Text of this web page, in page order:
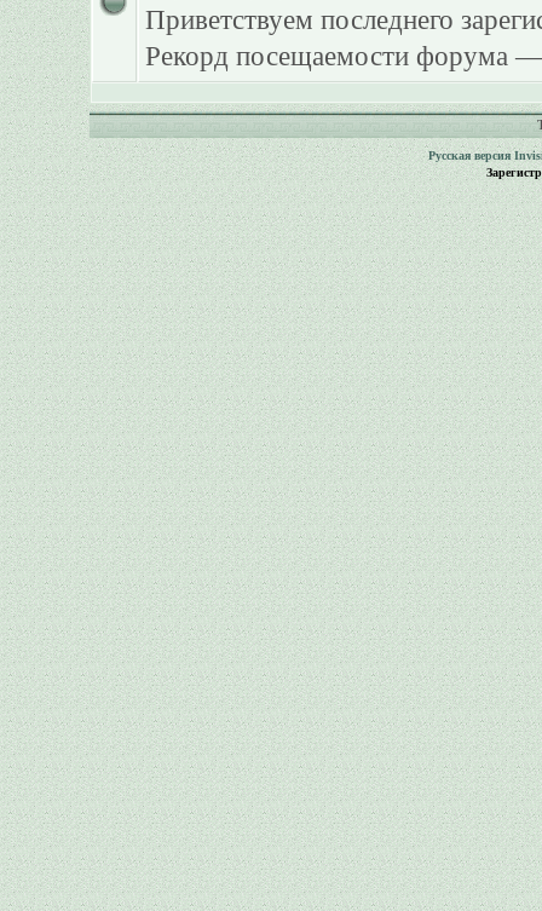
Приветствуем последнего
Рекорд посещаемости форума
Русская версия